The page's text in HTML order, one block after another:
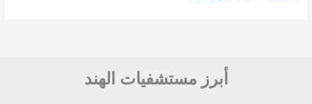
أبرز مستشفيات الهند